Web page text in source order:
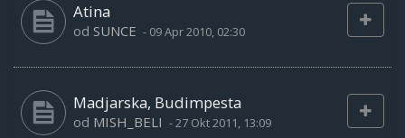
Atina
od SUNCE - 09 Apr 2010, 02:30
Madjarska, Budimpesta
od MISH_BELI -27 Okt 2011, 13:09